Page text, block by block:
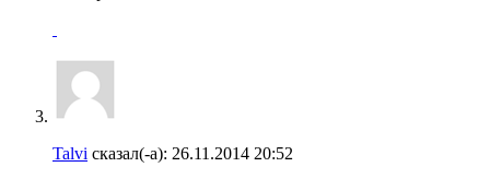
Talvi сказал(-а): 26.11.2014 20:52